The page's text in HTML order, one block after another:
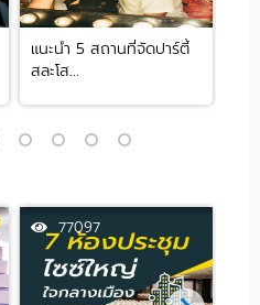
แนะนำ 5 สถานที่จัดปาร์ตี้
สละโส...
77097